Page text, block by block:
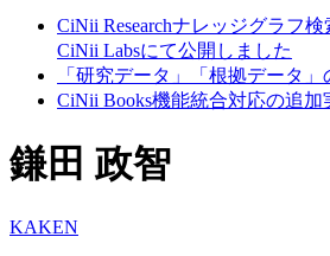
CiNii Researchナレッジグラフ
CiNii Labsにて公開しました
「研究データ」「根拠データ
CiNii Books機能統合対応の追加
鎌田 政智
KAKEN